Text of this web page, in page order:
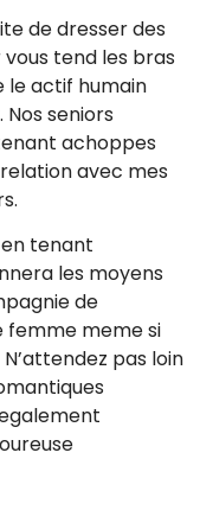
de dresser des
tend les bras
le actif humain
Nos seniors
achoppes
avec mes
tenant
les moyens
de
femme meme si
pas loin